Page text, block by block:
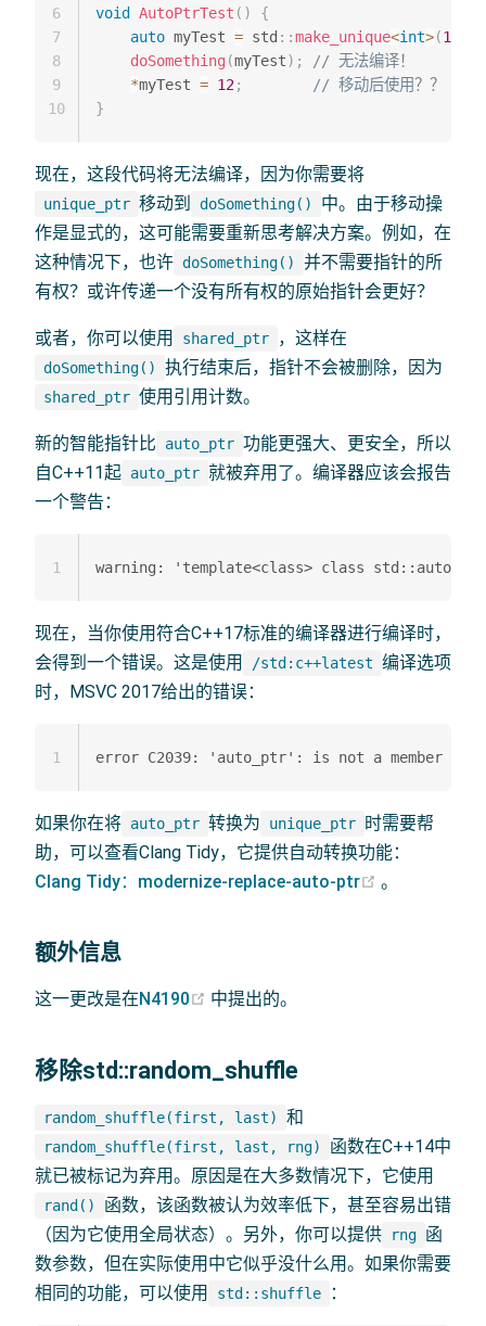
void AutoPtrTest ( )
{
auto myTest = std ::make_unique<int>(10
doSomething (myTest) ;
// 无法编译！
*myTest = 12;
// 移动后使用？？
}
6
7
8
9
10
现在，这段代码将无法编译，因为你需要将
unique_ptr 移动到 doSomething()
中。由于移动操
作是显式的，这可能需要重新思考解决方案。例如，在
这种情况下，也许 doSomething()
并不需要指针的所
有权？或许传递一个没有所有权的原始指针会更好？
或者，你可以使用 shared_ptr ，这样在
doSomething() 执行结束后，指针不会被删除，因为
shared_ptr 使用引用计数。
新的智能指针比 auto_ptr 功能更强大、更安全，所以
自C++11起 auto_ptr 就被弃用了。编译器应该会报告
一个警告：
1
现在，当你使用符合C++17标准的编译器进行编译时，
会得到一个错误。这是使用
/std:c++latest 编译选项
时，MSVC 2017给出的错误：
1
如果你在将 auto_ptr 转换为 unique_ptr 时需要帮
助，可以查看Clang Tidy，它提供自动转换功能：
Clang Tidy：modernize-replace-auto-ptr
(opens new
。
额外信息
这一更改是在N4190 (opens new window)
中提出的。
移除std::random_shuffle
random_shuffle(first, last) 和
random_shuffle(first, last, rng)
函数在C++14中
就已被标记为弃用。原因是在大多数情况下，它使用
rand()
函数，该函数被认为效率低下，甚至容易出错
（因为它使用全局状态）。另外，你可以提供
rng 函
数参数，但在实际使用中它似乎没什么用。如果你需要
相同的功能，可以使用
std::shuffle ：